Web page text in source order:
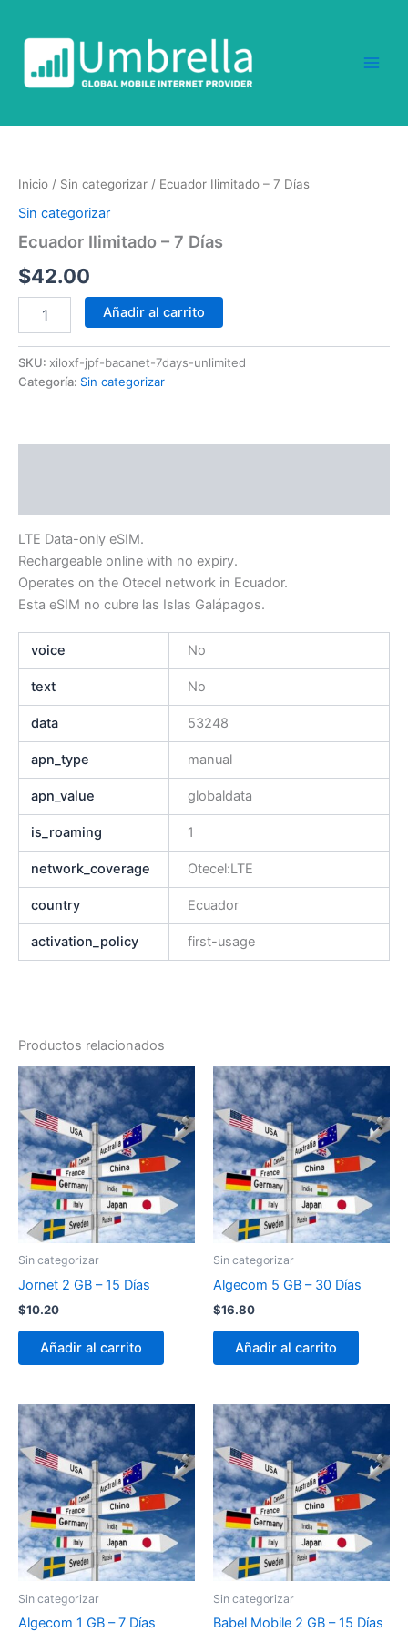
contenido
Inicio / Sin categorizar / Ecuador Ilimitado – 7 Días
Sin categorizar
Ecuador Ilimitado – 7 Días
$42.00
7
Días
cantidad
Añadir al carrito
SKU: xiloxf-jpf-bacanet-7days-unlimited
Categoría: Sin categorizar
LTE Data-only eSIM.
Rechargeable online with no expiry.
Operates on the Otecel network in Ecuador.
Esta eSIM no cubre las Islas Galápagos.
voice No
text No
data 53248
apn_type manual
apn_value globaldata
is_roaming 1
network_coverage Otecel:LTE
country Ecuador
activation_policy first-usage
Productos relacionados
Sin categorizar
Jornet 2 GB – 15 Días
$10.20
Añadir al carrito
Sin categorizar
Algecom 5 GB – 30 Días
$16.80
Añadir al carrito
Sin categorizar
Algecom 1 GB – 7 Días
Sin categorizar
Babel Mobile 2 GB – 15 Días